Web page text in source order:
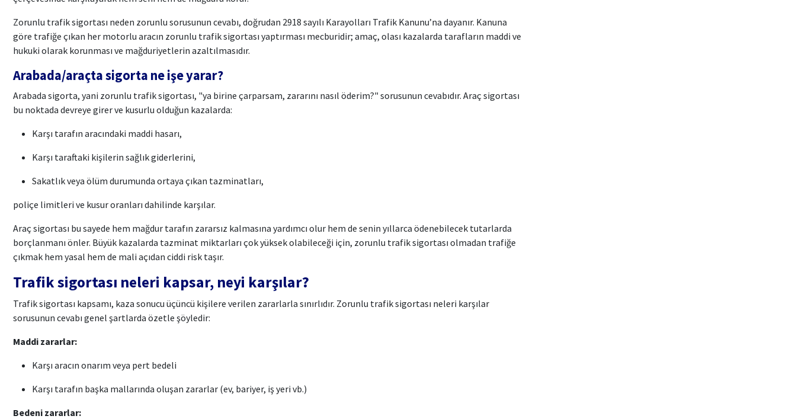
Zorunlu trafik sigortası neden zorunlu sorusunun cevabı, doğrudan 2918 sayılı Karayolları Trafik Kanunu’na dayanır. Kanuna
göre trafiğe çıkan her motorlu aracın zorunlu trafik sigortası yaptırması mecburidir; amaç, olası kazalarda tarafların maddi ve
hukuki olarak korunması ve mağduriyetlerin azaltılmasıdır.
Arabada/araçta sigorta ne işe yarar?
Arabada sigorta, yani zorunlu trafik sigortası, "ya birine çarparsam, zararını nasıl öderim?" sorusunun cevabıdır. Araç sigortası
bu noktada devreye girer ve kusurlu olduğun kazalarda:
Karşı tarafın aracındaki maddi hasarı,
Karşı taraftaki kişilerin sağlık giderlerini,
Sakatlık veya ölüm durumunda ortaya çıkan tazminatları,
poliçe limitleri ve kusur oranları dahilinde karşılar.
Araç sigortası bu sayede hem mağdur tarafın zararsız kalmasına yardımcı olur hem de senin yıllarca ödenebilecek tutarlarda
borçlanmanı önler. Büyük kazalarda tazminat miktarları çok yüksek olabileceği için, zorunlu trafik sigortası olmadan trafiğe
çıkmak hem yasal hem de mali açıdan ciddi risk taşır.
Trafik sigortası neleri kapsar, neyi karşılar?
Trafik sigortası kapsamı, kaza sonucu üçüncü kişilere verilen zararlarla sınırlıdır. Zorunlu trafik sigortası neleri karşılar
sorusunun cevabı genel şartlarda özetle şöyledir:
Maddi zararlar:
Karşı aracın onarım veya pert bedeli
Karşı tarafın başka mallarında oluşan zararlar (ev, bariyer, iş yeri vb.)
Bedeni zararlar: